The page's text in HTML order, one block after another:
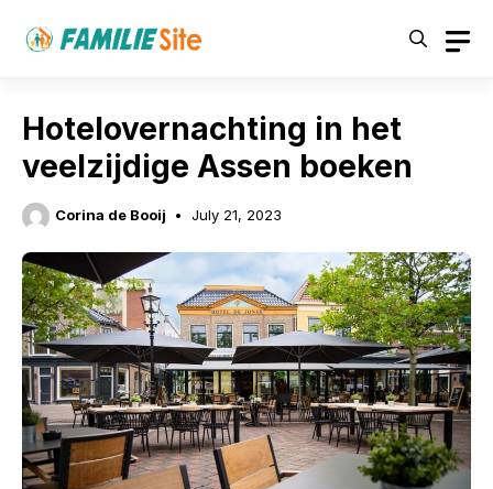
Hotelovernachting in het
veelzijdige Assen boeken
Corina de Booij July 21, 2023